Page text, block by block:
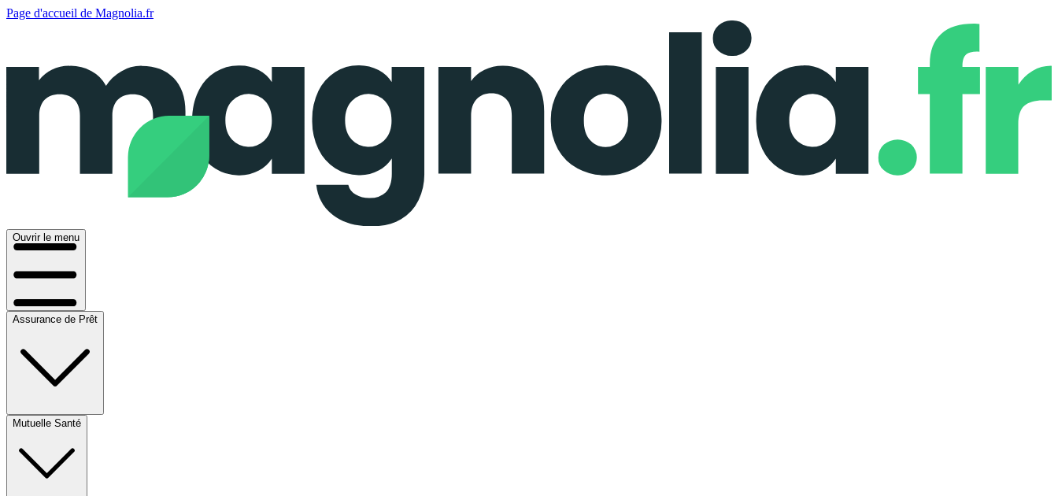
Page d'accueil de Magnolia.fr
Ouvrir le menu
Assurance de Prêt
Mutuelle Santé